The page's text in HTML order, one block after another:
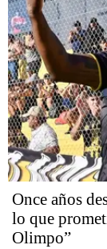
Once años
lo que
Olimpo”